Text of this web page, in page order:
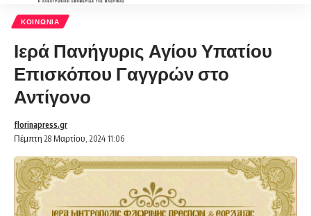
ΚΟΙΝΩΝΊΑ
Ιερά Πανήγυρις Αγίου Υπατίου
Επισκόπου Γαγγρών στο
Αντίγονο
Πέμπτη 28 Μαρτίου, 2024 11:06
florinapress.gr